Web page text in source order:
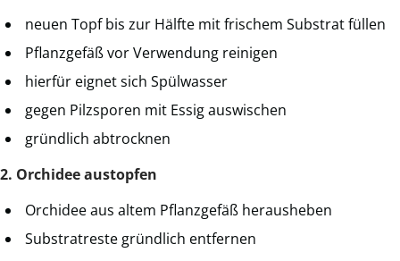
neuen Topf bis zur Hälfte mit frischem Substrat füllen
Pflanzgefäß vor Verwendung reinigen
hierfür eignet sich Spülwasser
gegen Pilzsporen mit Essig auswischen
gründlich abtrocknen
2. Orchidee austopfen
Orchidee aus altem Pflanzgefäß herausheben
Substratreste gründlich entfernen